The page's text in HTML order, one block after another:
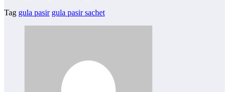
Tag gula pasir gula pasir sachet